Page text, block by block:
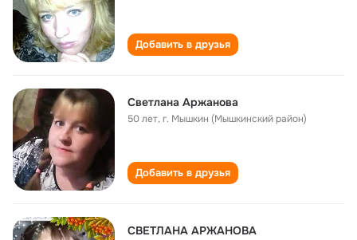
Добавить в друзья
Светлана Аржанова
50 лет,г. Мышкин (Мышкинский район)
Добавить в друзья
СВЕТЛАНА АРЖАНОВА